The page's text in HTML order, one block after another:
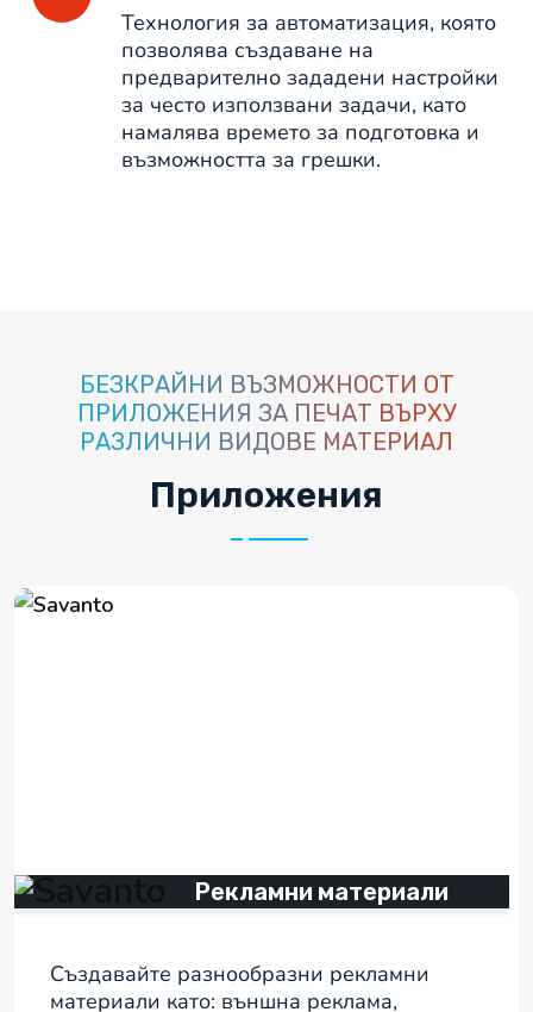
Технология за автоматизация, която
позволява създаване на
предварително зададени настройки
за често използвани задачи, като
намалява времето за подготовка и
възможността за грешки.
БЕЗКРАЙНИ ВЪЗМОЖНОСТИ ОТ
ПРИЛОЖЕНИЯ ЗА ПЕЧАТ ВЪРХУ
РАЗЛИЧНИ ВИДОВЕ МАТЕРИАЛ
Приложения
Рекламни материали
Създавайте разнообразни рекламни
материали като: външна реклама,